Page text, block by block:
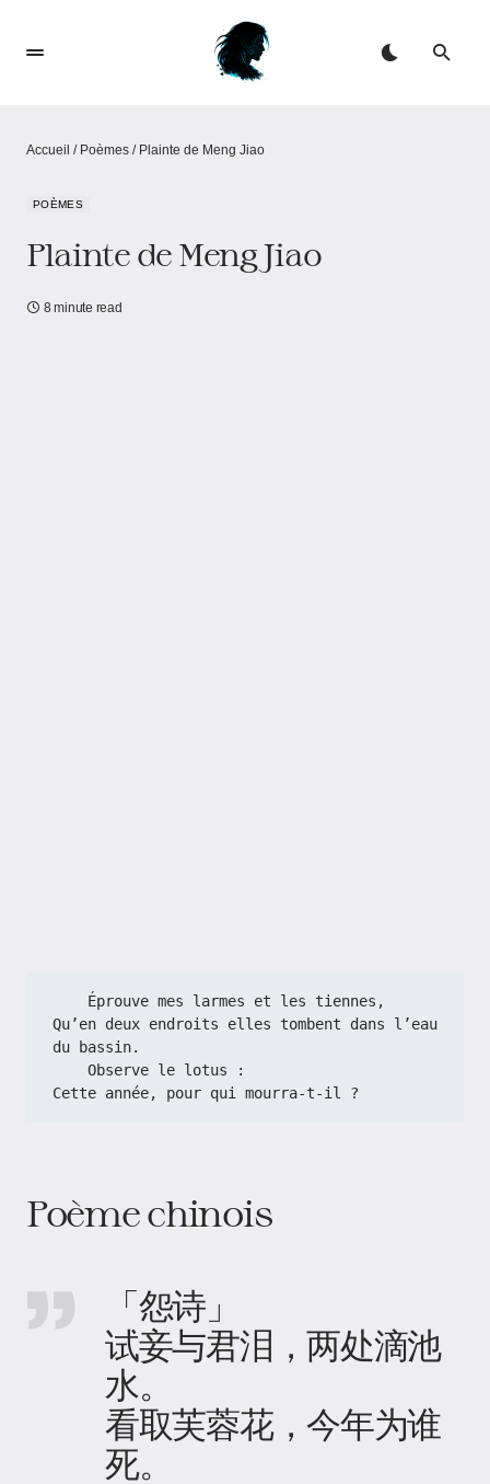
Accueil / Poèmes / Plainte de Meng Jiao
POÈMES
Plainte de Meng Jiao
8 minute read
    Éprouve mes larmes et les tiennes,
Qu’en deux endroits elles tombent dans l’eau
du bassin.
    Observe le lotus :
Cette année, pour qui mourra-t-il ?
Poème chinois
「怨诗」
试妾与君泪，两处滴池
水。
看取芙蓉花，今年为谁
死。